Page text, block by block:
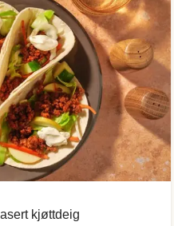
kjøttdeig